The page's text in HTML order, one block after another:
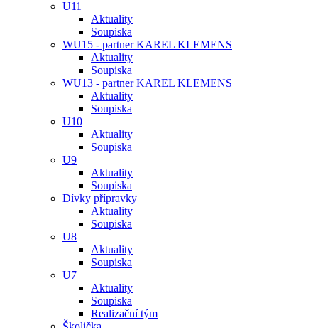
U11
Aktuality
Soupiska
WU15 - partner KAREL KLEMENS
Aktuality
Soupiska
WU13 - partner KAREL KLEMENS
Aktuality
Soupiska
U10
Aktuality
Soupiska
U9
Aktuality
Soupiska
Dívky přípravky
Aktuality
Soupiska
U8
Aktuality
Soupiska
U7
Aktuality
Soupiska
Realizační tým